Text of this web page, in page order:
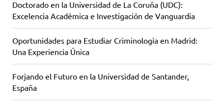
Doctorado en la Universidad de La Coruña (UDC):
Excelencia Académica e Investigación de Vanguardia
Oportunidades para Estudiar Criminología en Madrid:
Una Experiencia Única
Forjando el Futuro en la Universidad de Santander,
España